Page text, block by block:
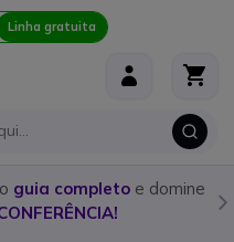
Linha gratuita
guia completoe domine